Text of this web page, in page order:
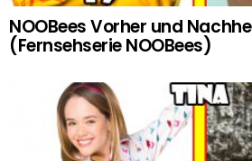
NOOBees Vorher und
(Fernsehserie NOOBees)